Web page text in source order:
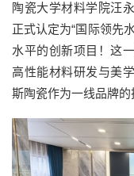
陶瓷大学材料学院汪
正式认定为“国际领先
水平的创新项目！这
高性能材料研发与美
斯陶瓷作为一线品牌的